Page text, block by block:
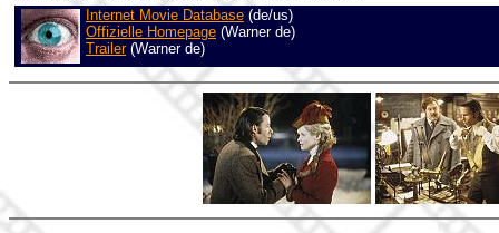
Internet Movie Database (de/us)
Offizielle Homepage (Warner de)
Trailer(Warner de)